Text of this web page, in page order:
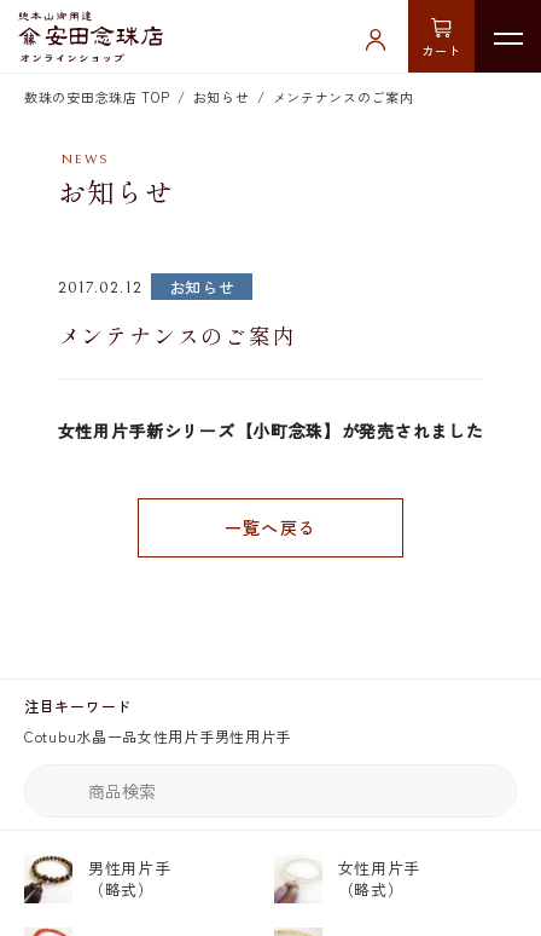
カート
注目キーワード
Cotubu水晶一品女性用片手男性用片手
男性用片手
（略式）
女性用片手
（略式）
数珠の安田念珠店 TOP お知らせ メンテナンスのご案内
お知らせ
2017.02.12 お知らせ
メンテナンスのご案内
女性用片手新シリーズ【小町念珠】が発売されました
一覧へ戻る